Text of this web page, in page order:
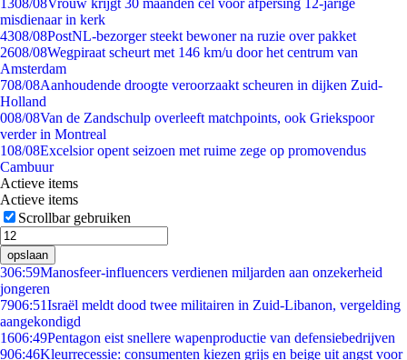
1308/08Vrouw krijgt 30 maanden cel voor afpersing 12-jarige
misdienaar in kerk
4308/08PostNL-bezorger steekt bewoner na ruzie over pakket
2608/08Wegpiraat scheurt met 146 km/u door het centrum van
Amsterdam
708/08Aanhoudende droogte veroorzaakt scheuren in dijken Zuid-
Holland
008/08Van de Zandschulp overleeft matchpoints, ook Griekspoor
verder in Montreal
108/08Excelsior opent seizoen met ruime zege op promovendus
Cambuur
Actieve items
Actieve items
Scrollbar gebruiken
opslaan
306:59Manosfeer-influencers verdienen miljarden aan onzekerheid
jongeren
7906:51Israël meldt dood twee militairen in Zuid-Libanon, vergelding
aangekondigd
1606:49Pentagon eist snellere wapenproductie van defensiebedrijven
906:46Kleurrecessie: consumenten kiezen grijs en beige uit angst voor